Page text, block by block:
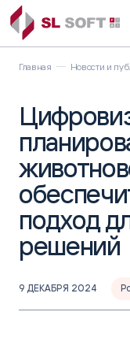
Главная Новости и
подход
решений
9 ДЕКАБРЯ 2024